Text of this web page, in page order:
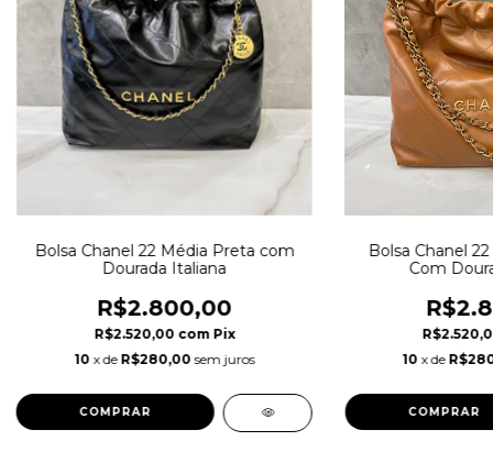
Bolsa Chanel 22 Média Preta com
Dourada Italiana
R$2.800,00
R$2.520,00 com Pix
10 x de R$280,00 sem juros
Bolsa Chanel
Com
10 x de